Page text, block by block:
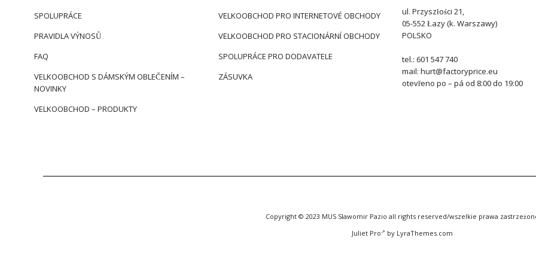
SPOLUPRÁCE
PRAVIDLA VÝNOSŮ
FAQ
VELKOOBCHOD S DÁMSKÝM OBLEČENÍM –
NOVINKY
VELKOOBCHOD – PRODUKTY
VELKOOBCHOD PRO INTERNETOVÉ OBCHODY
VELKOOBCHOD PRO STACIONÁRNÍ OBCHODY
SPOLUPRÁCE PRO DODAVATELE
ZÁSUVKA
ul. Przyszłości 21,
05-552 Łazy (k. Warszawy)
POLSKO
tel.: 601 547 740
mail: hurt@factoryprice.eu
otevřeno po – pá od 8:00 do 19:00
Copyright © 2023 MUS Sławomir Pazio all rights reserved/wszelkie prawa
Juliet Pro
by LyraThemes.com